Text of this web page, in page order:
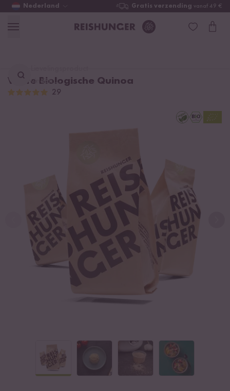
Nederland Gratis verzending vanaf 49 €
vinden ...
Witte Biologische Quinoa
29